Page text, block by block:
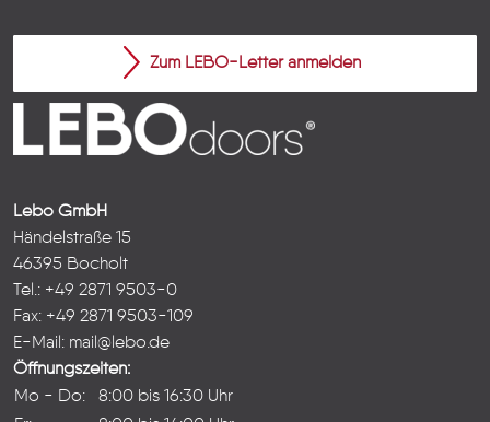
Zum LEBO-Letter anmelden
Lebo GmbH
Händelstraße 15
46395 Bocholt
Tel.: +49 2871 9503-0
Fax: +49 2871 9503-109
E-Mail: mail@lebo.de
Öffnungszeiten:
Mo - Do:
8:00 bis 16:30 Uhr